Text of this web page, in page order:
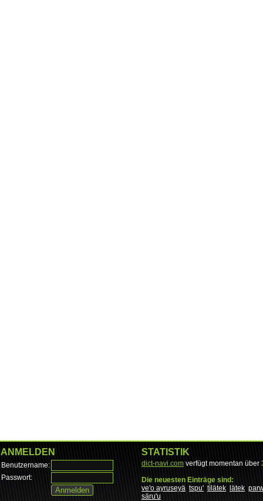
ANMELDEN
Benutzername:
Passwort:
STATISTIK
dict-navi.com verfügt momentan über
Die neuesten Einträge sind:
ve'o ayruseyä tspu' tìlätek lätek
säru'u